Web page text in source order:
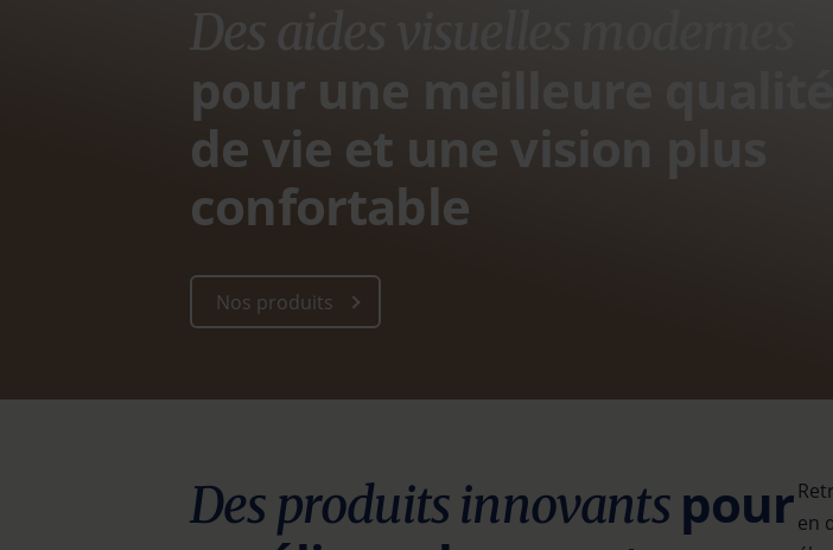
Des aides visuelles modernes
pour une meilleure qualité
de vie et une vision plus
confortable
Nos produits
Des produits innovants pouren